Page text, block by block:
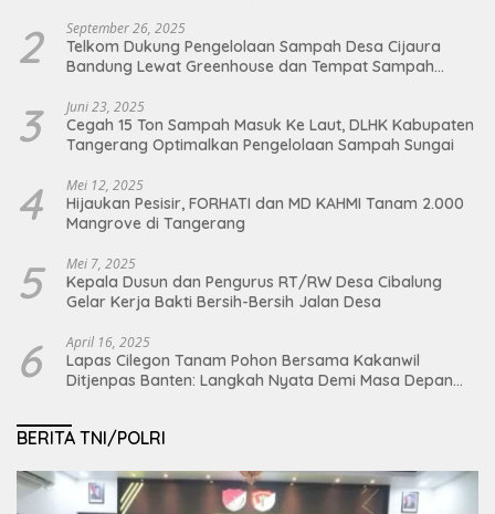
2 September 26, 2025
Telkom Dukung Pengelolaan Sampah Desa Cijaura
Bandung Lewat Greenhouse dan Tempat Sampah
3 Juni 23, 2025
Cegah 15 Ton Sampah Masuk Ke Laut, DLHK Kabupaten
Tangerang Optimalkan Pengelolaan Sampah Sungai
4 Mei 12, 2025
Hijaukan Pesisir, FORHATI dan MD KAHMI Tanam 2.000
Mangrove di Tangerang
5 Mei 7, 2025
Kepala Dusun dan Pengurus RT/RW Desa Cibalung
Gelar Kerja Bakti Bersih-Bersih Jalan Desa
6 April 16, 2025
Lapas Cilegon Tanam Pohon Bersama Kakanwil
Ditjenpas Banten: Langkah Nyata Demi Masa Depan
BERITA TNI/POLRI